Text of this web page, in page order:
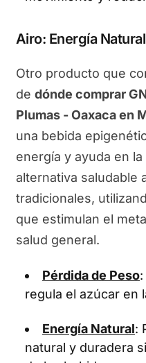
Airo: Energía
Otro producto que
de dónde comprar
Plumas - Oaxaca en
una bebida
energía y ayuda en
alternativa saludable
tradicionales,
que estimulan el
salud general.
Pérdida de Peso
regula el azúcar en
Energía Natural:
natural y duradera